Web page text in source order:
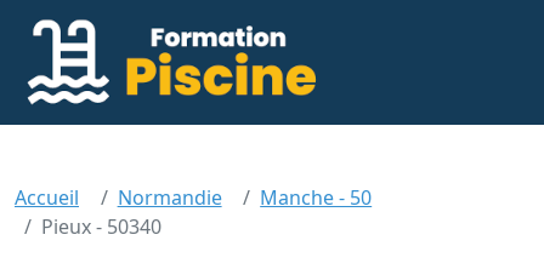
Accueil Normandie
Manche - 50
Pieux - 50340